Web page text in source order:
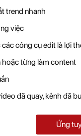
trend nhanh
việc
công cụ edit là lợi
hoặc từng làm content
đã quay, kênh đã
Ứng